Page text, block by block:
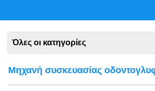
Όλες οι κατηγορίες
Μηχανή συσκευασίας